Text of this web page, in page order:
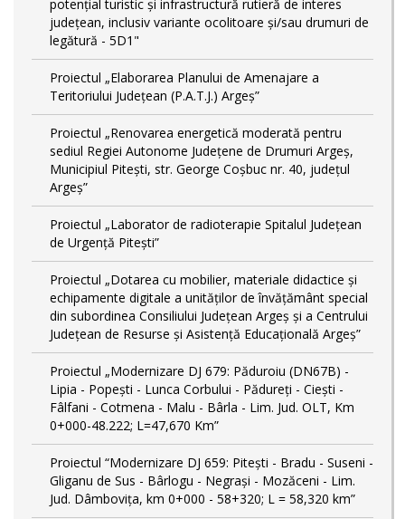
potențial turistic și infrastructură rutieră de interes
județean, inclusiv variante ocolitoare și/sau drumuri de
legătură - 5D1"
Proiectul „Elaborarea Planului de Amenajare a
Teritoriului Județean (P.A.T.J.) Argeș”
Proiectul „Renovarea energetică moderată pentru
sediul Regiei Autonome Județene de Drumuri Argeș,
Municipiul Pitești, str. George Coșbuc nr. 40, județul
Argeș”
Proiectul „Laborator de radioterapie Spitalul Județean
de Urgență Pitești”
Proiectul „Dotarea cu mobilier, materiale didactice și
echipamente digitale a unităților de învățământ special
din subordinea Consiliului Județean Argeș și a Centrului
Județean de Resurse și Asistență Educațională Argeș”
Proiectul „Modernizare DJ 679: Păduroiu (DN67B) -
Lipia - Popești - Lunca Corbului - Pădureți - Ciești -
Fâlfani - Cotmena - Malu - Bârla - Lim. Jud. OLT, Km
0+000-48.222; L=47,670 Km”
Proiectul “Modernizare DJ 659: Pitești - Bradu - Suseni -
Gliganu de Sus - Bârlogu - Negrași - Mozăceni - Lim.
Jud. Dâmbovița, km 0+000 - 58+320; L = 58,320 km”